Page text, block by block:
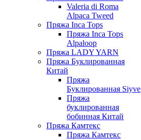
Valeria di Roma
Alpaca Tweed
Пряжа Inca Tops
Пряжа Inca Tops
Alpaloop
Пряжа LADY YARN
Пряжа Буклированная
Китай
Пряжа
Буклированная Siyve
Пряжа
буклированная
бобинная Китай
Пряжа Камтекс
Пряжа Камтекс